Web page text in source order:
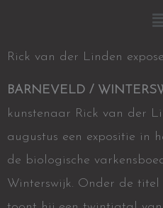
Rick van der Linden
BARNEVELD /
kunstenaar Rick van der
augustus een expositie in
de biologische
Winterswijk. Onder de titel